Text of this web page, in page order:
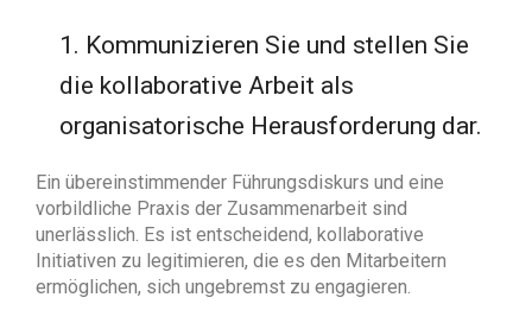
1. Kommunizieren Sie und stellen Sie
die kollaborative Arbeit als
organisatorische Herausforderung dar.
Ein übereinstimmender Führungsdiskurs und eine
vorbildliche Praxis der Zusammenarbeit sind
unerlässlich. Es ist entscheidend, kollaborative
Initiativen zu legitimieren, die es den Mitarbeitern
ermöglichen, sich ungebremst zu engagieren.